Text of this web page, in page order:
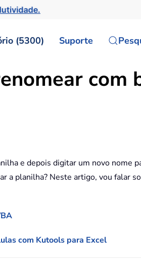
(5300) Suporte
com
e depois digitar um novo nome
a planilha? Neste artigo, vou falar
com Kutools para Excel